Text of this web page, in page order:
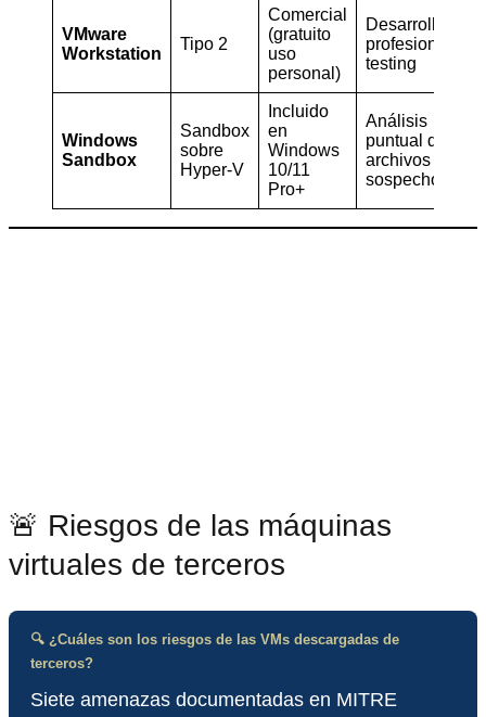
VMware
Workstation
Tipo 2
Comercial
(gratuito
uso
personal)
Desarrollo
profesional,
testing
Windows
Sandbox
Sandbox
sobre
Hyper-V
Incluido
en
Windows
10/11
Pro+
Análisis
puntual de
archivos
sospechosos
🚨 Riesgos de las máquinas
virtuales de terceros
🔍 ¿Cuáles son los riesgos de las VMs descargadas de
terceros?
Siete amenazas documentadas en MITRE